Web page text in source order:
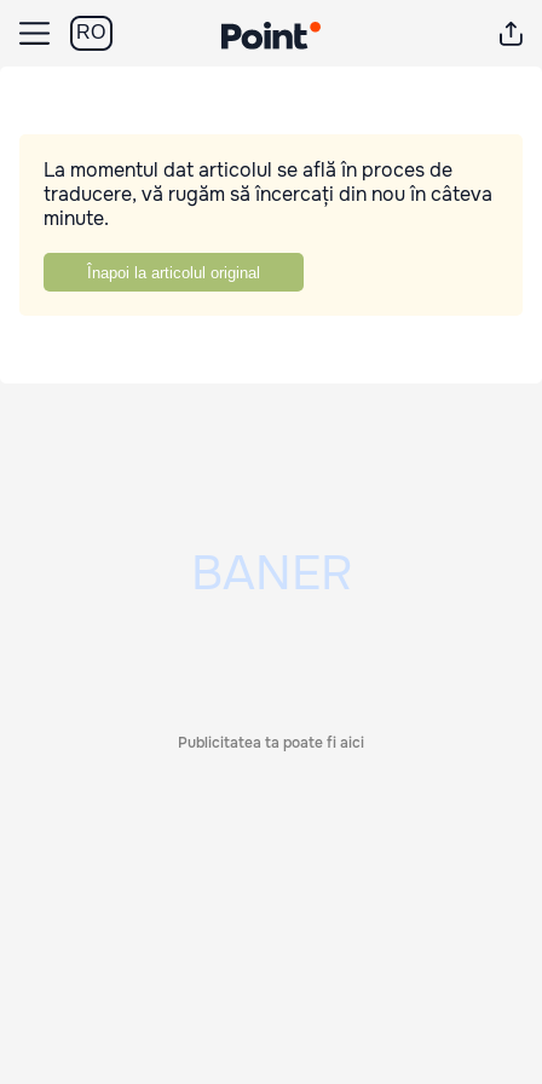
RO
La momentul dat articolul se află în proces de
traducere, vă rugăm să încercați din nou în câteva
minute.
Înapoi la articolul original
Publicitatea ta poate fi aici